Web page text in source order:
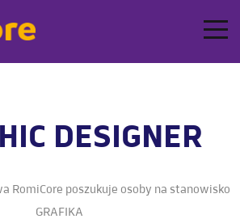
DESIGNER
RomiCore poszukuje osoby na stanowisko
GRAFIKA